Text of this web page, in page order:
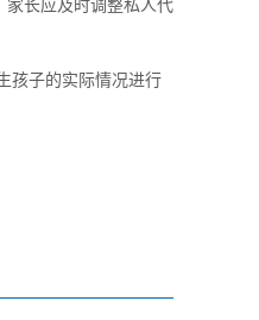
家长应及时调整私人代
孩子的实际情况进行